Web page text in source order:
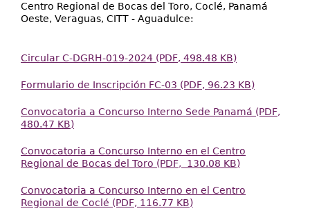
Centro Regional de Bocas del Toro, Coclé, Panamá
Oeste, Veraguas, CITT - Aguadulce:
Circular C-DGRH-019-2024 (PDF, 498.48 KB)
Formulario de Inscripción FC-03 (PDF, 96.23 KB)
Convocatoria a Concurso Interno Sede Panamá (PDF,
480.47 KB)
Convocatoria a Concurso Interno en el Centro
Regional de Bocas del Toro (PDF, 130.08 KB)
Convocatoria a Concurso Interno en el Centro
Regional de Coclé (PDF, 116.77 KB)